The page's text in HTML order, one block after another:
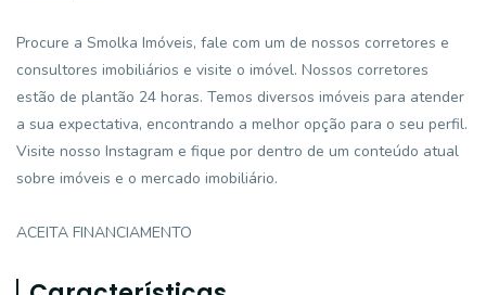
Procure a Smolka Imóveis, fale com um de nossos corretores e
consultores imobiliários e visite o imóvel. Nossos corretores
estão de plantão 24 horas. Temos diversos imóveis para atender
a sua expectativa, encontrando a melhor opção para o seu perfil.
Visite nosso Instagram e fique por dentro de um conteúdo atual
sobre imóveis e o mercado imobiliário.
ACEITA FINANCIAMENTO